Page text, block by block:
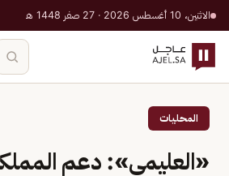
الاثنين، 10 أغسطس 2026 · 27 صفر 1448 هـ
المحليات
«العليمي»: دعم